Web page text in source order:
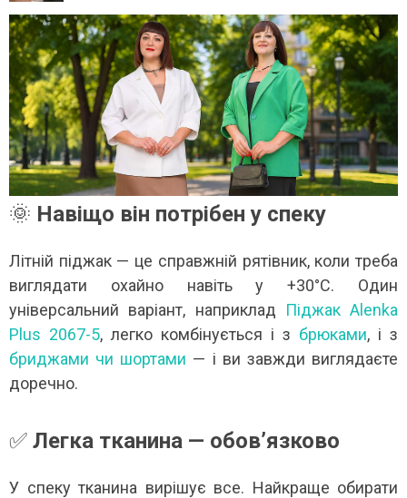
ЯКЕ ПОСТІЙНО ДИВУЄ: ЯК ОДЯГАТИСЯ,
ЗРАНКУ СПЕКА, А ВВЕЧЕРІ ВЖЕ ХОЧЕТЬСЯ
літа погода ніби вирішила перевірити всіх на
до сюрпризів. Зранку світить сонце і
після обіду приходить сильний...
далі →
КУПАЛЬНИК ІЗ НАКИДКОЮ
СПІДНИЦЕЮ: ЩО ОБРАТИ
Літо — це час, коли
впевнено та комфортно.
жінок звертають увагу не
Читати далі →
🌞 Навіщо він потрібен у спеку
Літній піджак — це справжній рятівник, коли треба
виглядати охайно навіть у +30°C. Один
універсальний варіант, наприклад
Піджак Alenka
Plus 2067-5, легко комбінується і з брюками, і з
бриджами чи шортами — і ви завжди виглядаєте
доречно.
✅ Легка тканина — обов’язково
У спеку тканина вирішує все. Найкраще обирати